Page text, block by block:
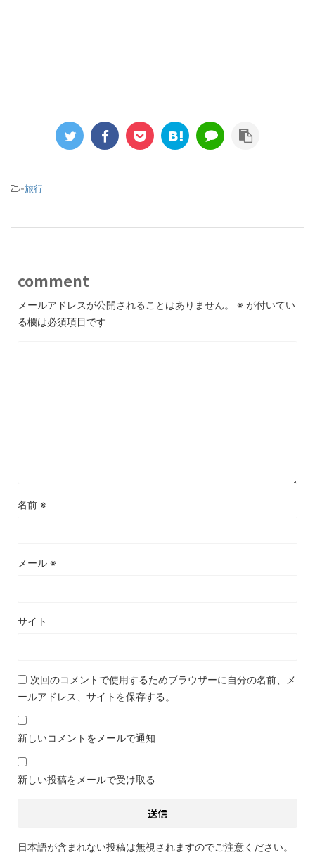
-旅行
comment
メールアドレスが公開されることはありません。 ※ が付いてい
る欄は必須項目です
名前 ※
メール ※
サイト
次回のコメントで使用するためブラウザーに自分の名前、メ
ールアドレス、サイトを保存する。
新しいコメントをメールで通知
新しい投稿をメールで受け取る
日本語が含まれない投稿は無視されますのでご注意ください。